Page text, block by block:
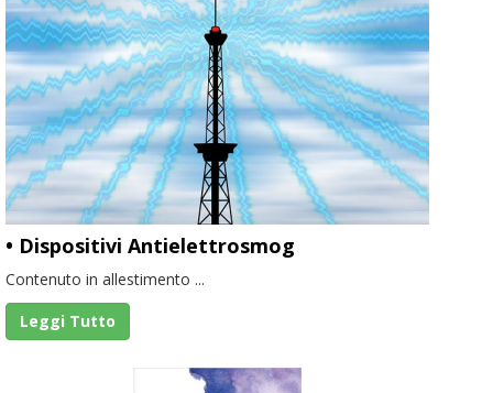
• Dispositivi Antielettrosmog
Contenuto in allestimento ...
Leggi Tutto